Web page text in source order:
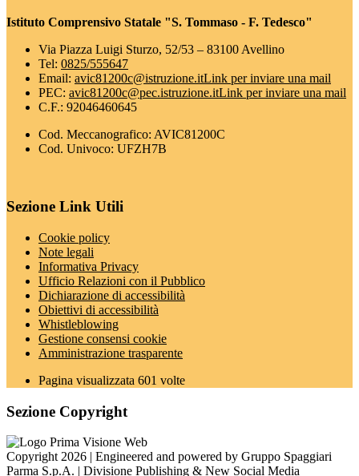
Istituto Comprensivo Statale "S. Tommaso - F. Tedesco"
Via Piazza Luigi Sturzo, 52/53 – 83100 Avellino
Tel: 0825/555647
Email: avic81200c@istruzione.itLink per inviare una mail
PEC: avic81200c@pec.istruzione.itLink per inviare una mail
C.F.: 92046460645
Cod. Meccanografico: AVIC81200C
Cod. Univoco: UFZH7B
Sezione Link Utili
Cookie policy
Note legali
Informativa Privacy
Ufficio Relazioni con il Pubblico
Dichiarazione di accessibilità
Obiettivi di accessibilità
Whistleblowing
Gestione consensi cookie
Amministrazione trasparente
Pagina visualizzata 601 volte
Sezione Copyright
Copyright 2026 | Engineered and powered by Gruppo Spaggiari
Parma S.p.A. | Divisione Publishing & New Social Media